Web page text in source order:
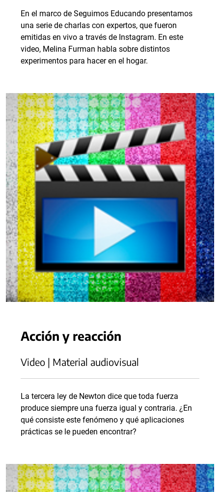
En el marco de Seguimos Educando presentamos
una serie de charlas con expertos, que fueron
emitidas en vivo a través de Instagram. En este
video, Melina Furman habla sobre distintos
experimentos para hacer en el hogar.
Acción y reacción
Video | Material audiovisual
La tercera ley de Newton dice que toda fuerza
produce siempre una fuerza igual y contraria. ¿En
qué consiste este fenómeno y qué aplicaciones
prácticas se le pueden encontrar?